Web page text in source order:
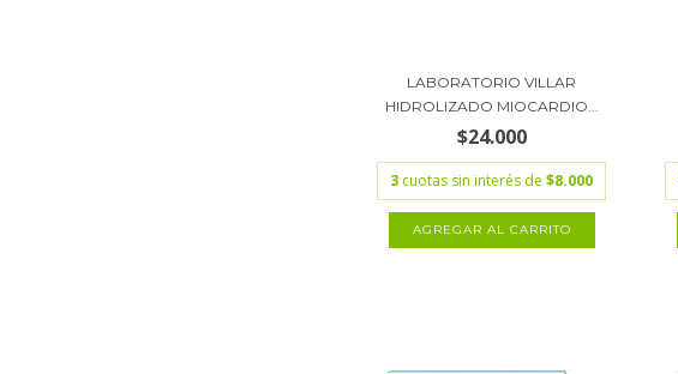
LABORATORIO VILLAR
HIDROLIZADO MIOCARDIO...
$24.000
3 cuotas sin interés de$8.000